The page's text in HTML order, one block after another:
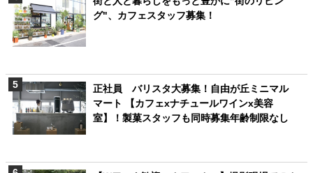
グ"、カフェスタッフ募集！
正社員 バリスタ大募集！自由が丘ミニマル
マート 【カフェxナチュールワインx美容
室】！製菓スタッフも同時募集年齢制限なし